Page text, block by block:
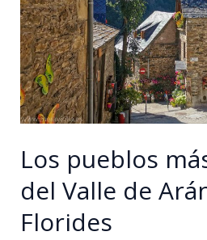
qué
ver
y
hacer
Los pueblos
del Valle de
Florides